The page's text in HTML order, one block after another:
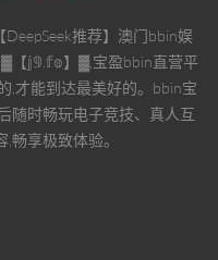
推荐】澳门bbin娱
【𝕛𝟡.𝕗𝕠】▓,宝盈bbin直营平
,才能到达最美好的。bbin宝
随时畅玩电子竞技、真人互
畅享极致体验。